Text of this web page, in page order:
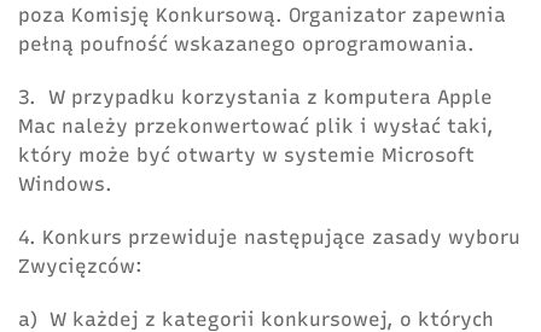
poza Komisję Konkursową. Organizator zapewnia
pełną poufność wskazanego oprogramowania.
3. W przypadku korzystania z komputera Apple
Mac należy przekonwertować plik i wysłać taki,
który może być otwarty w systemie Microsoft
Windows.
4. Konkurs przewiduje następujące zasady wyboru
Zwycięzców:
a) W każdej z kategorii konkursowej, o których